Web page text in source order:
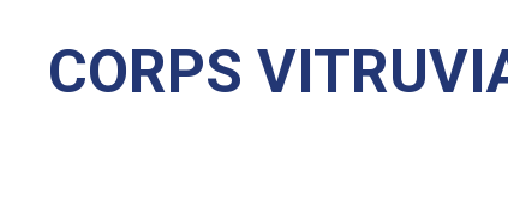
CORPS VITRUVI